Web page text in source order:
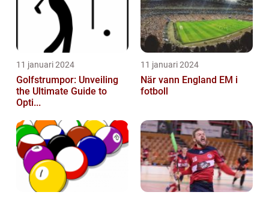
11 januari 2024
Golfstrumpor: Unveiling
the Ultimate Guide to
Opti...
11 januari 2024
När vann England EM i
fotboll